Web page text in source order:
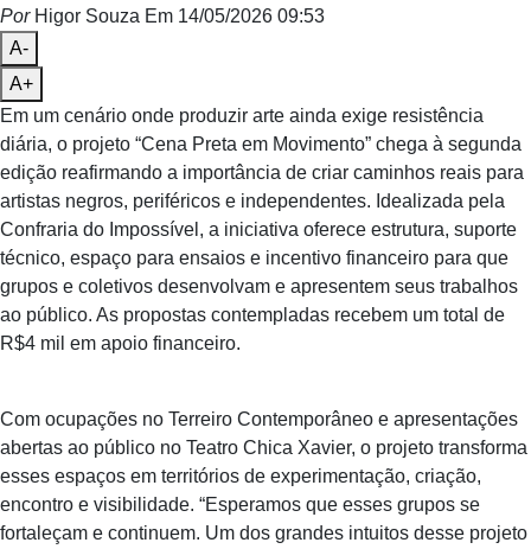
PorHigor Souza Em 14/05/2026 09:53
A-
A+
Em um cenário onde produzir arte ainda exige resistência
diária, o projeto “Cena Preta em Movimento” chega à segunda
edição reafirmando a importância de criar caminhos reais para
artistas negros, periféricos e independentes. Idealizada pela
Confraria do Impossível, a iniciativa oferece estrutura, suporte
técnico, espaço para ensaios e incentivo financeiro para que
grupos e coletivos desenvolvam e apresentem seus trabalhos
ao público. As propostas contempladas recebem um total de
R$4 mil em apoio financeiro.
Com ocupações no Terreiro Contemporâneo e apresentações
abertas ao público no Teatro Chica Xavier, o projeto transforma
esses espaços em territórios de experimentação, criação,
encontro e visibilidade. “Esperamos que esses grupos se
fortaleçam e continuem. Um dos grandes intuitos desse projeto